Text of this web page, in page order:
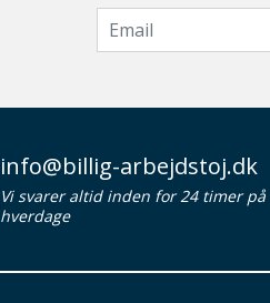
info@billig-arbejdstoj.dk
Vi svarer altid inden for 24 timer på
hverdage